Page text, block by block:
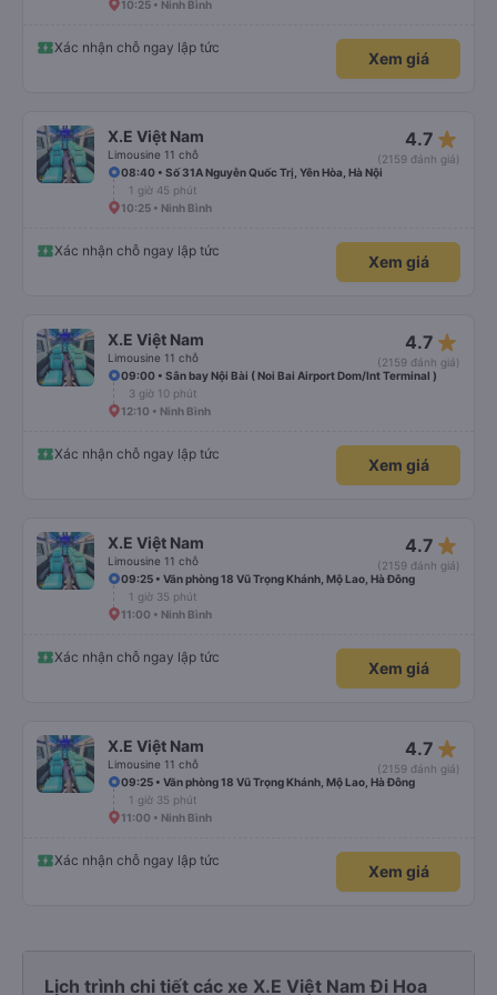
10:25 • Ninh Bình
Xác nhận chỗ ngay lập tức
Xem giá
X.E Việt Nam
Limousine 11 chỗ
4.7 star_rate
(2159 đánh giá)
08:40 • Số 31A Nguyễn Quốc Trị, Yên Hòa, Hà Nội
1 giờ 45 phút
10:25 • Ninh Bình
Xác nhận chỗ ngay lập tức
Xem giá
X.E Việt Nam
Limousine 11 chỗ
4.7 star_rate
(2159 đánh giá)
09:00 • Sân bay Nội Bài ( Noi Bai Airport Dom/Int Terminal )
3 giờ 10 phút
12:10 • Ninh Bình
Xác nhận chỗ ngay lập tức
Xem giá
X.E Việt Nam
Limousine 11 chỗ
4.7 star_rate
(2159 đánh giá)
09:25 • Văn phòng 18 Vũ Trọng Khánh, Mộ Lao, Hà Đông
1 giờ 35 phút
11:00 • Ninh Bình
Xác nhận chỗ ngay lập tức
Xem giá
X.E Việt Nam
Limousine 11 chỗ
4.7 star_rate
(2159 đánh giá)
09:25 • Văn phòng 18 Vũ Trọng Khánh, Mộ Lao, Hà Đông
1 giờ 35 phút
11:00 • Ninh Bình
Xác nhận chỗ ngay lập tức
Xem giá
Lịch trình chi tiết các xe X.E Việt Nam Đi Hoa